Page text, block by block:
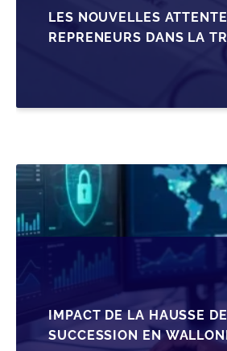
LES NOUVELLES
REPRENEURS DANS LA
IMPACT DE LA HAUSSE
SUCCESSION EN